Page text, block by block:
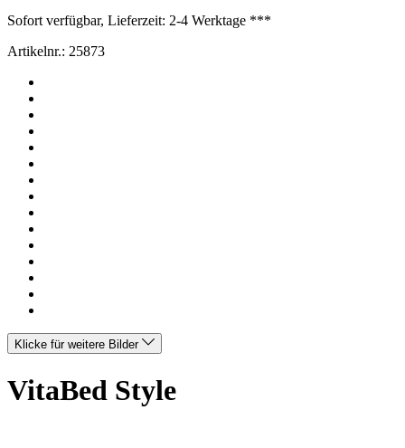
Sofort verfügbar, Lieferzeit: 2-4 Werktage ***
Artikelnr.: 25873
Klicke für weitere Bilder
VitaBed Style